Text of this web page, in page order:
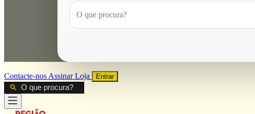
Contacte-nos AssinarLoja Entrar